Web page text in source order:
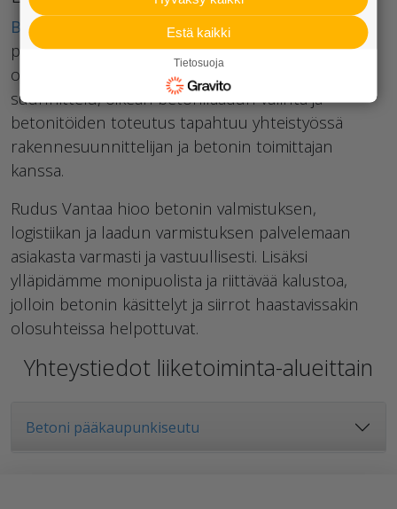
Betoni
on luja, tiivis ja kestävä rakennusaine, joka
paikallavalettuna sopii erinomaisesti
omakotitalorakentamiseen. Betonirakenteiden
suunnittelu, oikean betonilaadun valinta ja
betonitöiden toteutus tapahtuu yhteistyössä
rakennesuunnittelijan ja betonin toimittajan
kanssa.
Rudus Vantaa hioo betonin valmistuksen,
logistiikan ja laadun varmistuksen palvelemaan
asiakasta varmasti ja vastuullisesti. Lisäksi
ylläpidämme monipuolista ja riittävää kalustoa,
jolloin betonin käsittelyt ja siirrot haastavissakin
olosuhteissa helpottuvat.
Yhteystiedot liiketoiminta-alueittain
Betoni pääkaupunkiseutu
Estä kaikki
Tietosuoja